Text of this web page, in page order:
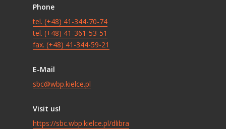
Phone
tel. (+48) 41-344-70-74
tel. (+48) 41-361-53-51
fax. (+48) 41-344-59-21
E-Mail
sbc@wbp.kielce.pl
Visit us!
https://sbc.wbp.kielce.pl/dlibra